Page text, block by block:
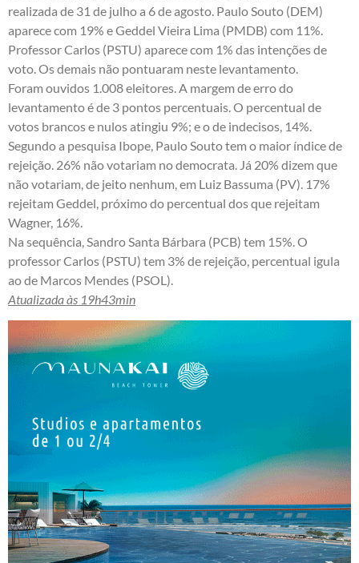
realizada de 31 de julho a 6 de agosto. Paulo Souto (DEM)
aparece com 19% e Geddel Vieira Lima (PMDB) com 11%.
Professor Carlos (PSTU) aparece com 1% das intenções de
voto. Os demais não pontuaram neste levantamento.
Foram ouvidos 1.008 eleitores. A margem de erro do
levantamento é de 3 pontos percentuais. O percentual de
votos brancos e nulos atingiu 9%; e o de indecisos, 14%.
Segundo a pesquisa Ibope, Paulo Souto tem o maior índice de
rejeição. 26% não votariam no democrata. Já 20% dizem que
não votariam, de jeito nenhum, em Luiz Bassuma (PV). 17%
rejeitam Geddel, próximo do percentual dos que rejeitam
Wagner, 16%.
Na sequência, Sandro Santa Bárbara (PCB) tem 15%. O
professor Carlos (PSTU) tem 3% de rejeição, percentual igula
ao de Marcos Mendes (PSOL).
Atualizada às 19h43min